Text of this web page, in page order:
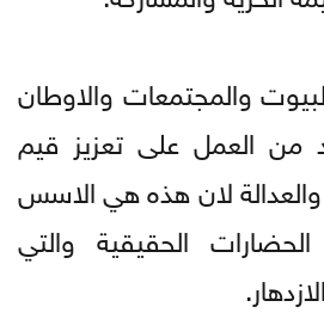
والمجتمعات والاوطان
من العمل على تعزيز قيم
والعدالة لان هذه هي الاسس
الحقيقية والتي